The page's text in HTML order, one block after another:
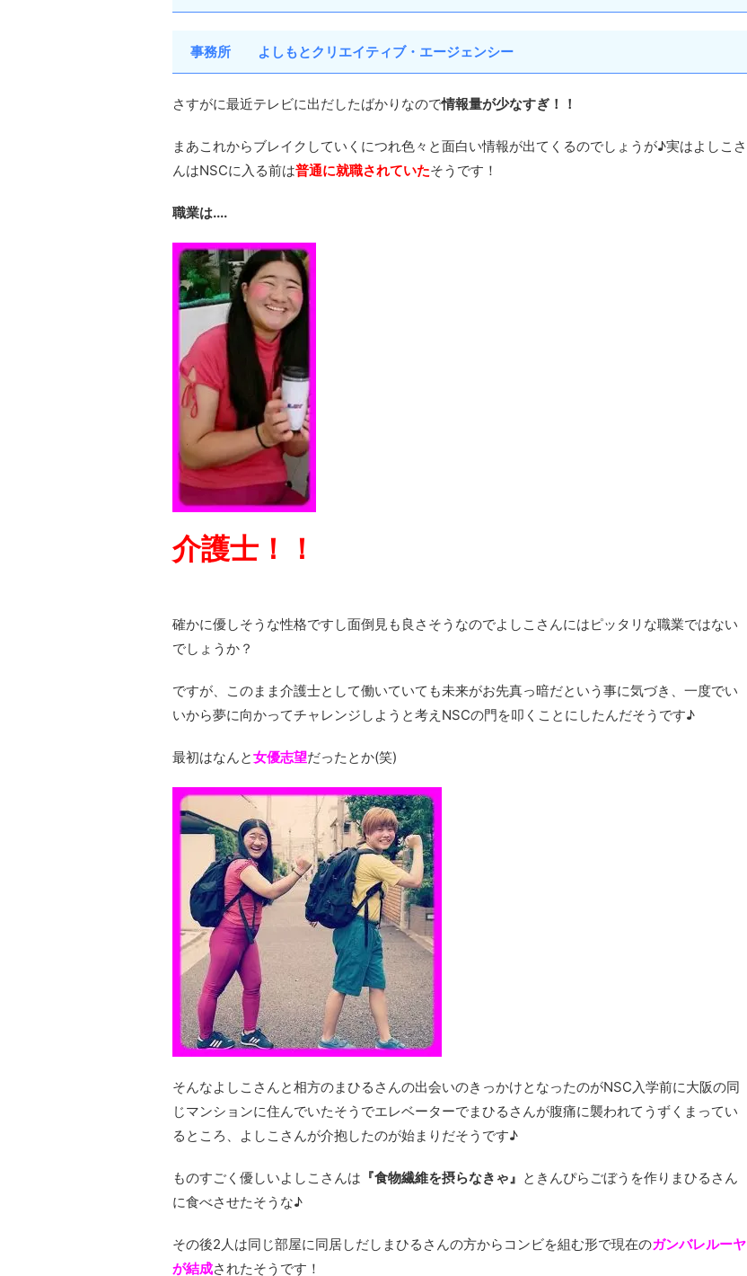
事務所 よしもとクリエイティブ・エージェンシー
さすがに最近テレビに出だしたばかりなので情報量が少なすぎ！！
まあこれからブレイクしていくにつれ色々と面白い情報が出てくるのでしょうが♪実はよしこさ
んはNSCに入る前は普通に就職されていたそうです！
職業は....
介護士！！
確かに優しそうな性格ですし面倒見も良さそうなのでよしこさんにはピッタリな職業ではない
でしょうか？
ですが、このまま介護士として働いていても未来がお先真っ暗だという事に気づき、一度でい
いから夢に向かってチャレンジしようと考えNSCの門を叩くことにしたんだそうです♪
最初はなんと女優志望だったとか(笑)
そんなよしこさんと相方のまひるさんの出会いのきっかけとなったのがNSC入学前に大阪の同
じマンションに住んでいたそうでエレベーターでまひるさんが腹痛に襲われてうずくまってい
るところ、よしこさんが介抱したのが始まりだそうです♪
ものすごく優しいよしこさんは 『食物繊維を摂らなきゃ』 ときんぴらごぼうを作りまひるさん
に食べさせたそうな♪
その後2人は同じ部屋に同居しだしまひるさんの方からコンビを組む形で現在のガンバレルーヤ
が結成されたそうです！